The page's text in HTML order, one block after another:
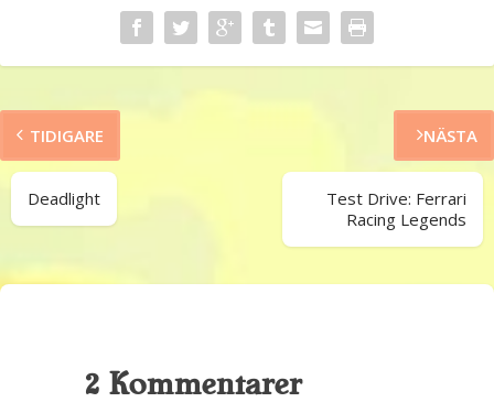
TIDIGARE
Deadlight
NÄSTA
Test Drive: Ferrari
Racing Legends
2 Kommentarer